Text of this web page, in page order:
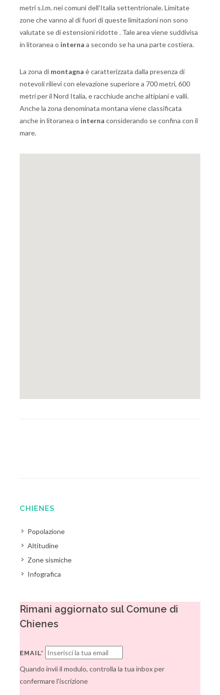
metri s.l.m. nei comuni dell'Italia settentrionale. Limitate
zone che vanno al di fuori di queste limitazioni non sono
valutate se di estensioni ridotte . Tale area viene suddivisa
in litoranea o interna a secondo se ha una parte costiera.
La zona di montagna è caratterizzata dalla presenza di
notevoli rilievi con elevazione superiore a 700 metri, 600
metri per il Nord Italia, e racchiude anche altipiani e valli.
Anche la zona denominata montana viene classificata
anche in litoranea o interna considerando se confina con il
mare.
CHIENES
Popolazione
Altitudine
Zone sismiche
Infografica
Rimani aggiornato sul Comune di
Chienes
EMAIL*
Quando invii il modulo, controlla la tua inbox per
confermare l'iscrizione